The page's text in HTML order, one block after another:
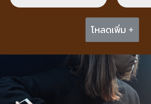
โหลดเพิ่ม +